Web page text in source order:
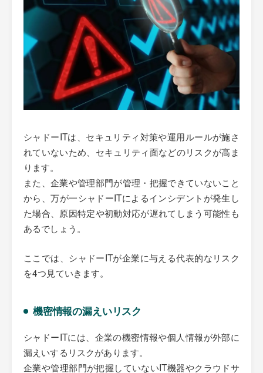
シャドーITは、セキュリティ対策や運用ルールが施さ
れていないため、セキュリティ面などのリスクが高ま
ります。
また、企業や管理部門が管理・把握できていないこと
から、万が一シャドーITによるインシデントが発生し
た場合、原因特定や初動対応が遅れてしまう可能性も
あるでしょう。
ここでは、シャドーITが企業に与える代表的なリスク
を4つ見ていきます。
機密情報の漏えいリスク
シャドーITには、企業の機密情報や個人情報が外部に
漏えいするリスクがあります。
企業や管理部門が把握していないIT機器やクラウドサ